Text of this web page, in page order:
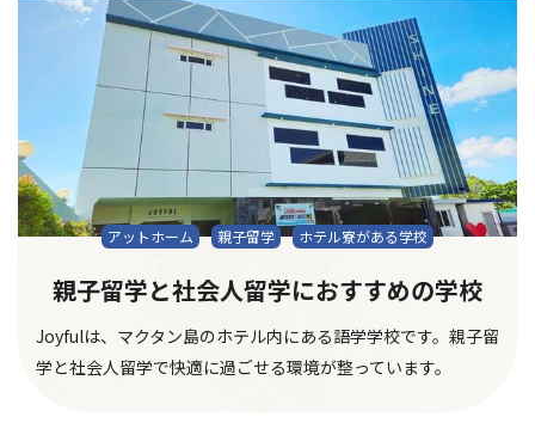
アットホーム 親子留学 ホテル寮がある学校
親子留学と社会人留学におすすめの学校
Joyfulは、マクタン島のホテル内にある語学学校です。親子留
学と社会人留学で快適に過ごせる環境が整っています。